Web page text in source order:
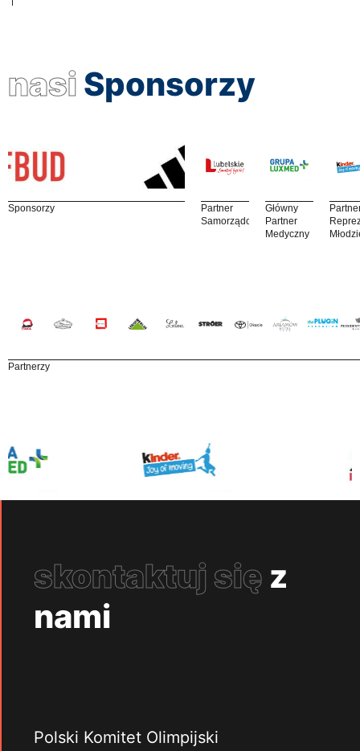
nasi Sponsorzy
Sponsorzy
Partner
Samorządowy
Główny
Partner
Medyczny
Partnerzy
skontaktuj się z
nami
Polski Komitet Olimpijski